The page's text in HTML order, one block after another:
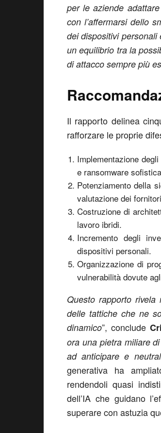
per le aziende
con l’affermarsi dello
dei dispositivi
un equilibrio tra la
di attacco sempre più
Il rapporto delinea
rafforzare le proprie
Implementazione
e ransomware
Potenziamento della
valutazione dei
Costruzione di
lavoro ibridi.
Incremento degli
dispositivi personali.
Organizzazione di
vulnerabilità dovute
Questo rapporto rivela
delle tattiche che ne
dinamico”, conclude
ora una pietra miliare
ad anticipare e
generativa ha
rendendoli quasi
dell’IA che guidano
superare con astuzia